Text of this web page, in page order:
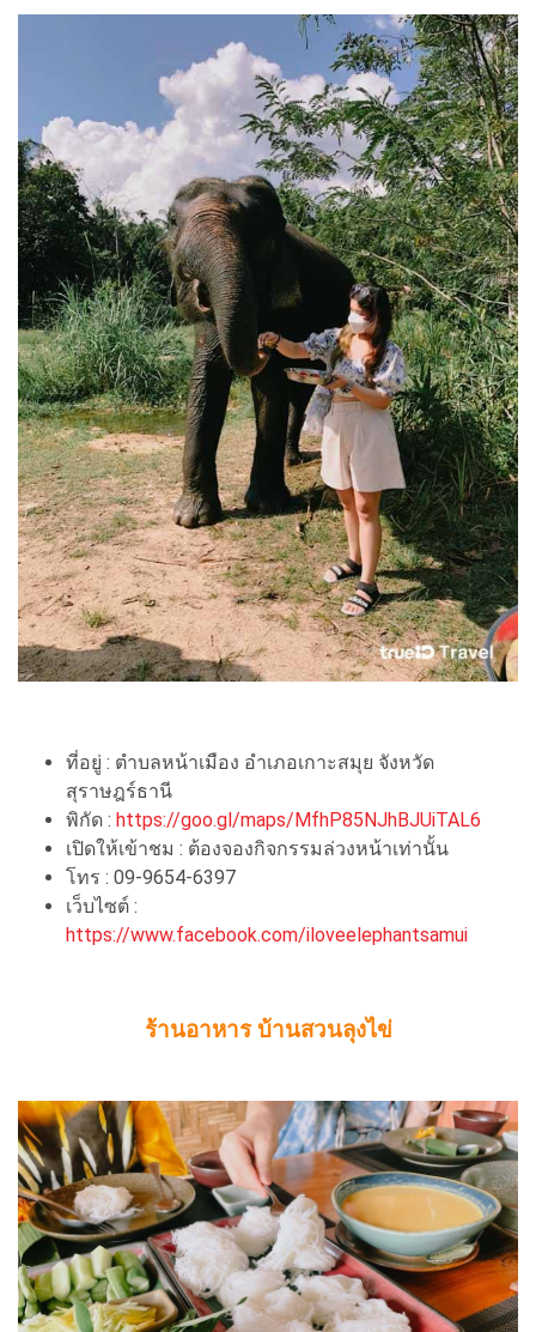
ที่อยู่ : ตำบลหน้าเมือง อำเภอเกาะสมุย จังหวัด
สุราษฎร์ธานี
พิกัด : https://goo.gl/maps/MfhP85NJhBJUiTAL6
เปิดให้เข้าชม : ต้องจองกิจกรรมล่วงหน้าเท่านั้น
โทร : 09-9654-6397
เว็บไซต์ :
https://www.facebook.com/iloveelephantsamui
ร้านอาหาร บ้านสวนลุงไข่